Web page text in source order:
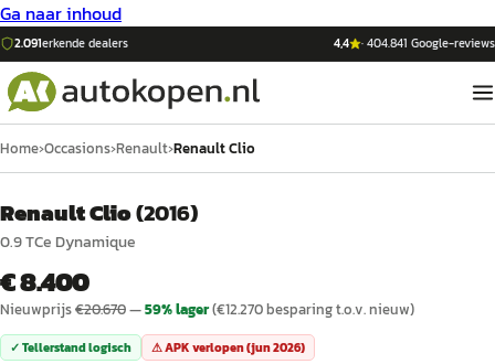
Ga naar inhoud
2.091erkende dealers 4,4 ·404.841 Google-reviews
Home›Occasions›Renault›Renault Clio
Renault Clio(2016)
0.9 TCe Dynamique
€ 8.400
Nieuwprijs€20.670—59% lager(€12.270besparing t.o.v. nieuw)
✓ Tellerstand logisch ⚠ APK verlopen (jun 2026)